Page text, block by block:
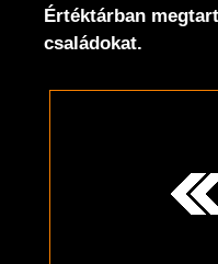
Értéktárban
családokat.